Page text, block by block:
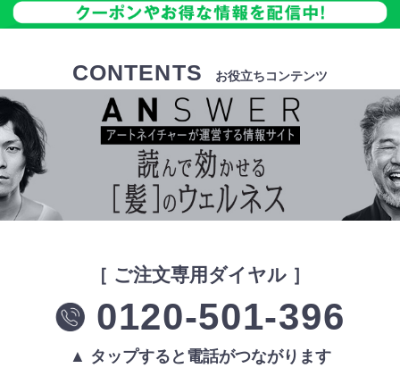
CONTENTS お役立ちコンテンツ
［ ご注文専用ダイヤル ］
0120-501-396
▲ タップすると電話がつながります